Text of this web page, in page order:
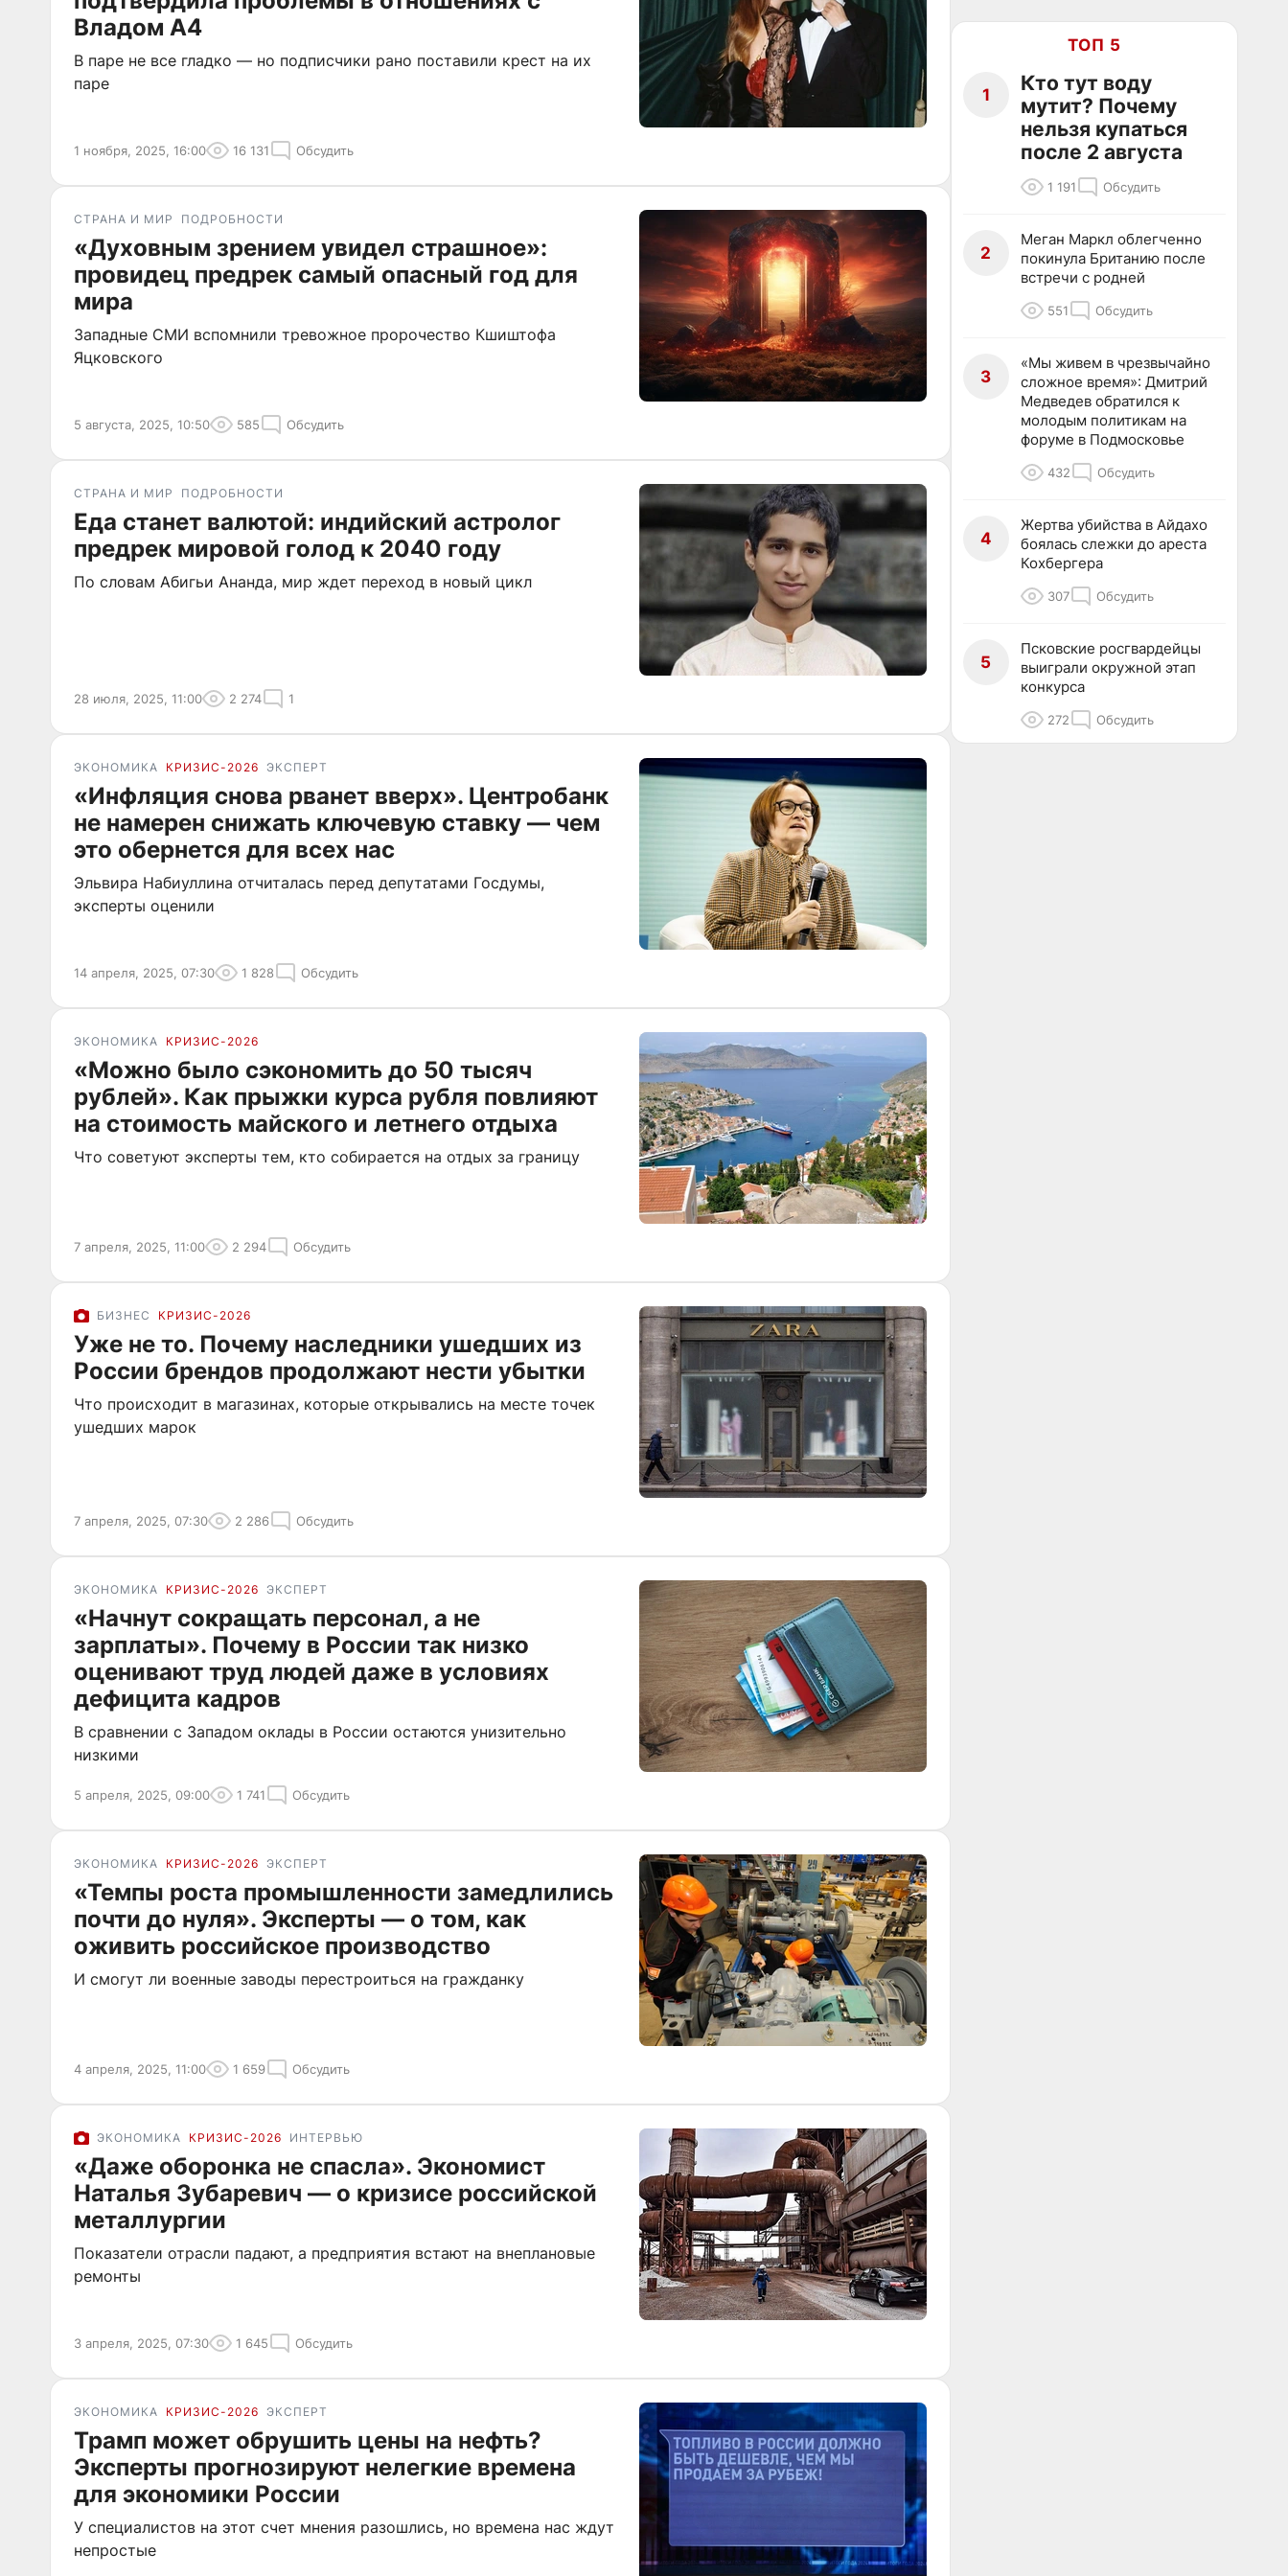
Владом А4
В паре не все гладко — но подписчики рано поставили крест на их
паре
1 ноября, 2025, 16:00 16 131 Обсудить
СТРАНА И МИР ПОДРОБНОСТИ
«Духовным зрением увидел страшное»:
провидец предрек самый опасный год для
мира
Западные СМИ вспомнили тревожное пророчество Кшиштофа
Яцковского
5 августа, 2025, 10:50 585 Обсудить
СТРАНА И МИР ПОДРОБНОСТИ
Еда станет валютой: индийский астролог
предрек мировой голод к 2040 году
По словам Абигьи Ананда, мир ждет переход в новый цикл
28 июля, 2025, 11:00 2 274 1
ЭКОНОМИКА КРИЗИС-2026 ЭКСПЕРТ
«Инфляция снова рванет вверх». Центробанк
не намерен снижать ключевую ставку — чем
это обернется для всех нас
Эльвира Набиуллина отчиталась перед депутатами Госдумы,
эксперты оценили
14 апреля, 2025, 07:30 1 828 Обсудить
ЭКОНОМИКА КРИЗИС-2026
«Можно было сэкономить до 50 тысяч
рублей». Как прыжки курса рубля повлияют
на стоимость майского и летнего отдыха
Что советуют эксперты тем, кто собирается на отдых за границу
7 апреля, 2025, 11:00 2 294 Обсудить
БИЗНЕС КРИЗИС-2026
Уже не то. Почему наследники ушедших из
России брендов продолжают нести убытки
Что происходит в магазинах, которые открывались на месте точек
ушедших марок
7 апреля, 2025, 07:30 2 286 Обсудить
ЭКОНОМИКА КРИЗИС-2026 ЭКСПЕРТ
«Начнут сокращать персонал, а не
зарплаты». Почему в России так низко
оценивают труд людей даже в условиях
дефицита кадров
В сравнении с Западом оклады в России остаются унизительно
низкими
5 апреля, 2025, 09:00 1 741 Обсудить
ЭКОНОМИКА КРИЗИС-2026 ЭКСПЕРТ
«Темпы роста промышленности замедлились
почти до нуля». Эксперты — о том, как
оживить российское производство
И смогут ли военные заводы перестроиться на гражданку
4 апреля, 2025, 11:00 1 659 Обсудить
ЭКОНОМИКА КРИЗИС-2026 ИНТЕРВЬЮ
«Даже оборонка не спасла». Экономист
Наталья Зубаревич — о кризисе российской
металлургии
Показатели отрасли падают, а предприятия встают на внеплановые
ремонты
3 апреля, 2025, 07:30 1 645 Обсудить
ЭКОНОМИКА КРИЗИС-2026 ЭКСПЕРТ
Трамп может обрушить цены на нефть?
Эксперты прогнозируют нелегкие времена
для экономики России
У специалистов на этот счет мнения разошлись, но времена нас ждут
непростые
ТОП 5
1
Кто тут воду
мутит? Почему
нельзя купаться
после 2 августа
1 191 Обсудить
2
Меган Маркл облегченно
покинула Британию после
встречи с родней
551 Обсудить
3
«Мы живем в чрезвычайно
сложное время»: Дмитрий
Медведев обратился к
молодым политикам на
форуме в Подмосковье
432 Обсудить
4
Жертва убийства в Айдахо
боялась слежки до ареста
Кохбергера
307 Обсудить
5
Псковские росгвардейцы
выиграли окружной этап
конкурса
272 Обсудить